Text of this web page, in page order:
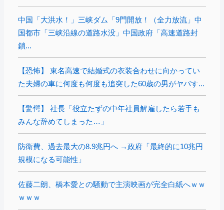
中国「大洪水！」三峡ダム「9門開放！（全力放流」中
国都市「三峡沿線の道路水没」中国政府「高速道路封
鎖...
【恐怖】 東名高速で結婚式の衣装合わせに向かってい
た夫婦の車に何度も何度も追突した60歳の男がヤバす...
【驚愕】 社長「役立たずの中年社員解雇したら若手も
みんな辞めてしまった…」
防衛費、過去最大の8.9兆円へ →政府「最終的に10兆円
規模になる可能性」
佐藤二朗、橋本愛との騒動で主演映画が完全白紙へｗｗ
ｗｗｗ